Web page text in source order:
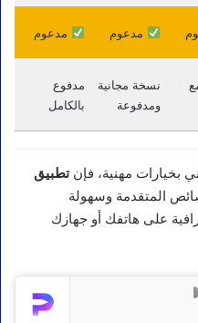
مدعوم مدعوم
نسخة مجانية
ومدفوعة
مدفوع
بالكامل
بخيارات مهنية، فإنتطبيق
المتقدمة وسهولة
على هاتفك أو جهازك